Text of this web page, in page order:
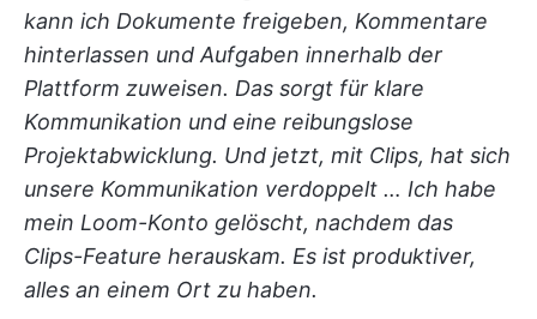
kann ich Dokumente freigeben, Kommentare
hinterlassen und Aufgaben innerhalb der
Plattform zuweisen. Das sorgt für klare
Kommunikation und eine reibungslose
Projektabwicklung. Und jetzt, mit Clips, hat sich
unsere Kommunikation verdoppelt … Ich habe
mein Loom-Konto gelöscht, nachdem das
Clips-Feature herauskam. Es ist produktiver,
alles an einem Ort zu haben.